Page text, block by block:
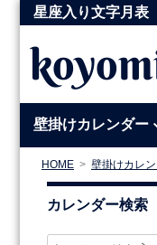
星座入り文字月表
壁掛けカレンダー
HOME 壁掛けカレ
カレンダー検索